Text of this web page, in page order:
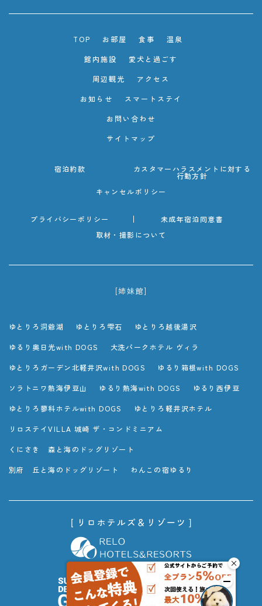
TOP お部屋 食事
温泉
館内施設
愛犬と過ごす
周辺観光
アクセス
お知らせ
スマートステイ
お問い合わせ
サイトマップ
宿泊約款 カスタマーハラスメントに対する
行動方針
キャンセルポリシー
プライバシーポリシー
未成年宿泊同意書
取材・撮影について
[姉妹館]
ゆとりろ洞爺湖 ゆとりろ雫石 ゆとりろ越後湯沢
ゆるり奥日光with DOGS 大洗パークホテル ヴィラ
ゆとりろガーデン北軽井沢with DOGS ゆるり箱根with DOGS
ソラトニワ熱海伊豆山 ゆるり熱海with DOGS ゆるり西伊豆
ゆとりろ蓼科ホテルwith DOGS ゆとりろ軽井沢ホテル
リロステイVILLA 城崎 ザ・コンドミニアム
くにさき 森と海のドッグリゾート
別府 丘と海のドッグリゾート わんこの宿ゆるり